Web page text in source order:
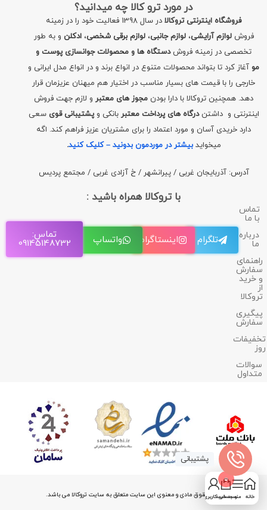
در مورد ترو کالا چه میدانید؟
فروشگاه اینترنتی تروکالا
در سال 1398 فعالیت خود را در زمینه
فروشلوازم آرایشی،لوازم جانبی،لوازم برقی شخصی،ادکلن و به طور
تخصصی در زمینه فروشدستگاه ها و محصولات جوانسازی پوست و
مو آغاز کرد تا بتواند محصولات متنوع در انواع برند و در انواع مدل ایرانی و
خارجی را با قیمت های بسیار مناسب در اختیار هم میهنان عزیزمان قرار
دهد. همچنین تروکالا با دارا بودن مجوز های معتبرو لازم جهت فروش
اینترنتی و داشتندرگاه های پرداخت معتبر بانکی وپشتیبانی قوی سعی
دارد خریدی آسان و مورد اعتماد را برای مشتریان عزیز فراهم کند. اگه
میخوایدبیشتر در موردمون بدونید – کلیک کنید.
آدرس: آذربایجان غربی / پیرانشهر / خ آزادی غربی / مجتمع پردیس
با تروکالا همراه باشید :
تماس
با ما
درباره
ما
راهنمای
سفارش
و خرید
از
تروکالا
پیگیری
سفارش
تخفیفات
روز
سوالات
متداول
تلگرام اینستاگرام واتساپ تماس:
09145148732
کلیه حقوق مادی و معنوی این سایت متعلق به سایت تروکالا می باشد.
پشتیبانی
خانه منو
0
سبد خرید
حساب کاربری من